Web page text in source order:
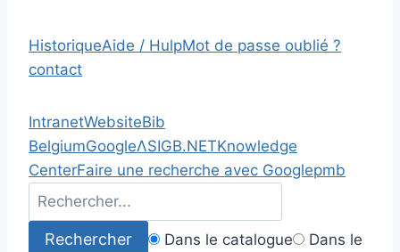
HistoriqueAide / HulpMot de passe oublié ?
contact
IntranetWebsiteBib
BelgiumGoogleΛSIGB.NETKnowledge
CenterFaire une recherche avec Googlepmb
Dans le catalogue
Dans le